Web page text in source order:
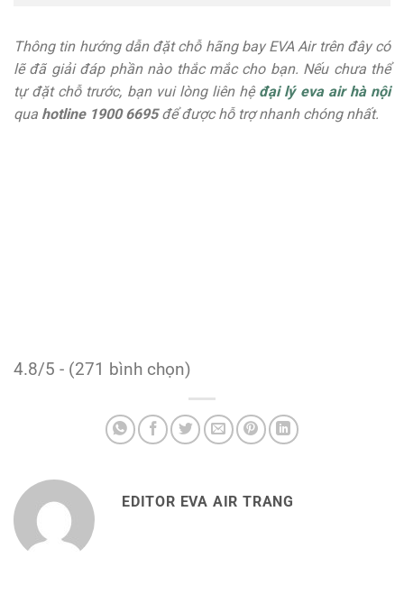
Thông tin hướng dẫn đặt chỗ hãng bay EVA Air trên đây có
lẽ đã giải đáp phần nào thắc mắc cho bạn. Nếu chưa thể
tự đặt chỗ trước, bạn vui lòng liên hệ đại lý eva air hà nội
qua hotline 1900 6695để được hỗ trợ nhanh chóng nhất.
4.8/5 - (271 bình chọn)
EDITOR EVA AIR TRANG